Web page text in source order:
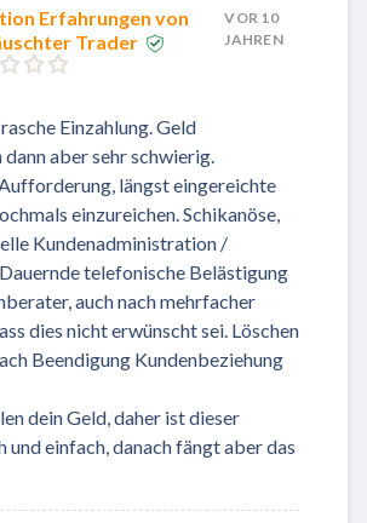
Erfahrungen von
Trader
VOR 10
JAHREN
Einzahlung. Geld
aber sehr schwierig.
längst eingereichte
einzureichen. Schikanöse,
Kundenadministration /
telefonische Belästigung
auch nach mehrfacher
dies nicht erwünscht sei. Löschen
Beendigung Kundenbeziehung
dein Geld, daher ist dieser
und einfach, danach fängt aber das